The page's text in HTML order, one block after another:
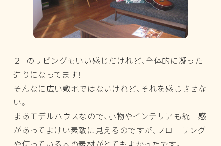
２Fのリビングもいい感じだけれど、全体的に凝った
造りになってます！
そんなに広い敷地ではないけれど、それを感じさせな
い。
まあモデルハウスなので、小物やインテリアも統一感
があってよけい素敵に見えるのですが、フローリング